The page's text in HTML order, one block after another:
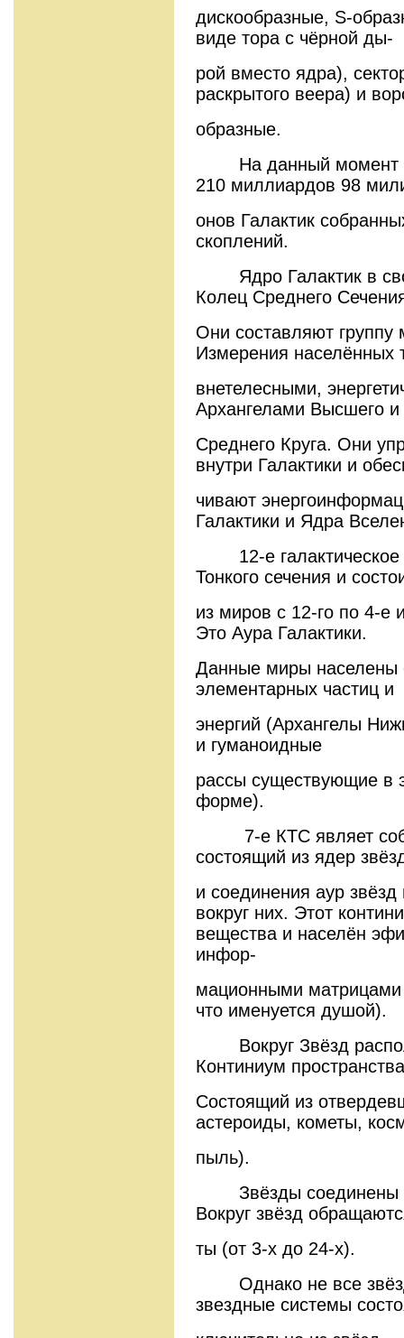
дискообразные, S-
виде тора с чёрной ды-
рой вместо ядра),
раскрытого веера) и
образные.
На данный момент
210 миллиардов 98
онов Галактик
скоплений.
Ядро Галактик в
Колец Среднего
Они составляют группу
Измерения населённых
внетелесными,
Архангелами Высшего и
Среднего Круга. Они
внутри Галактики и
чивают
Галактики и Ядра
12-е галактическое
Тонкого сечения и
из миров с 12-го по 4-е
Это Аура Галактики.
Данные миры населены
элементарных частиц и
энергий (Архангелы
и гуманоидные
рассы существующие в
форме).
7-е КТС являет
состоящий из ядер
и соединения аур
вокруг них. Этот
вещества и населён
инфор-
мационными матрицами
что именуется душой).
Вокруг Звёзд
Континиум
Состоящий из
астероиды, кометы,
пыль).
Звёзды соединены в
Вокруг звёзд
ты (от 3-х до 24-х).
Однако не все
звездные системы